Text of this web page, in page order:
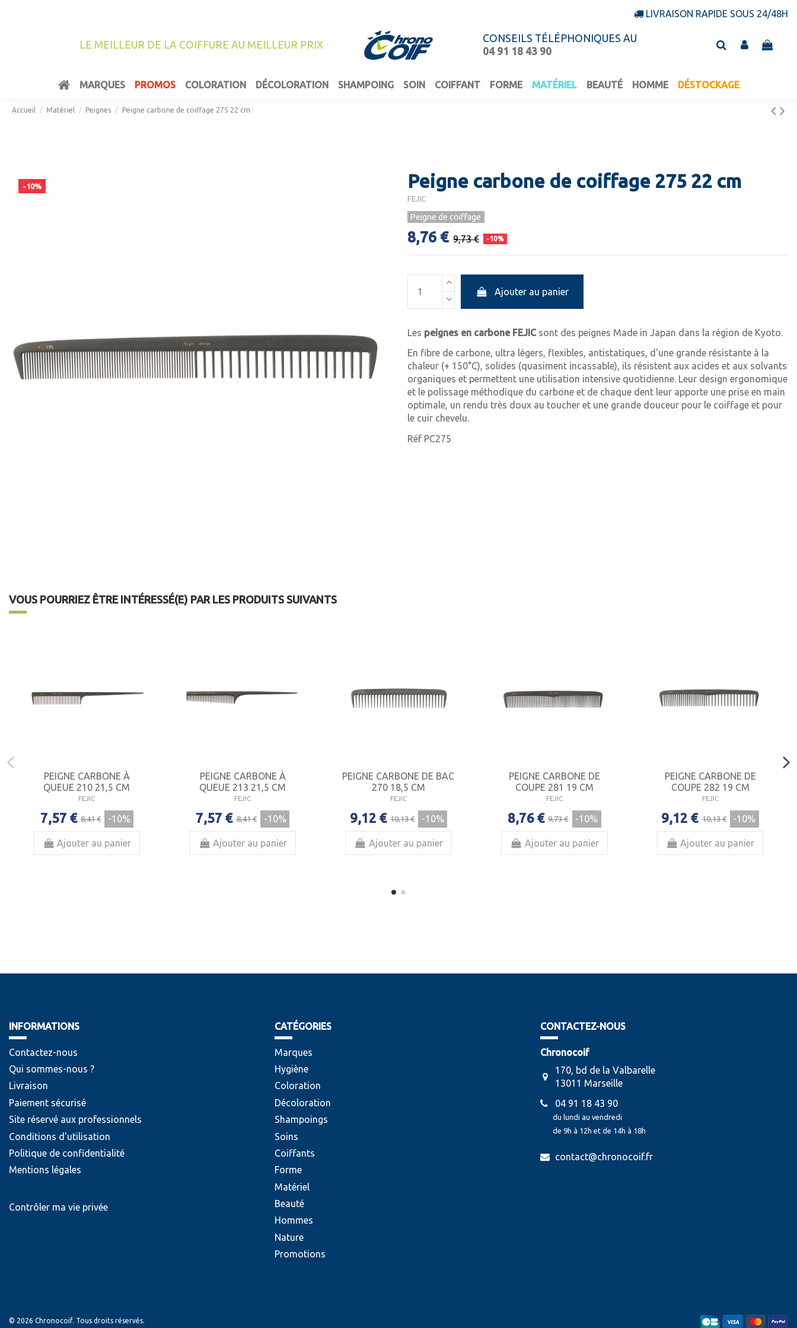
LIVRAISON RAPIDE SOUS 24/48H
LE MEILLEUR DE LA COIFFURE AU MEILLEUR PRIX
CONSEILS TÉLÉPHONIQUES AU
04 91 18 43 90
MARQUES PROMOS COLORATION DÉCOLORATION SHAMPOING SOIN COIFFANT FORME MATÉRIEL BEAUTÉ HOMME DÉSTOCKAGE
Accueil Matériel Peignes Peigne carbone de coiffage 275 22 cm
-10% Peigne carbone de coiffage 275 22 cm
FEJIC
Peigne de coiffage
8,76 € 9,73 € -10%
Ajouter au panier
Les peignes en carbone FEJICsont des peignes Made in Japan dans la région de Kyoto.
En fibre de carbone, ultra légers, flexibles, antistatiques, d'une grande résistante à la
chaleur (+ 150°C), solides (quasiment incassable), ils résistent aux acides et aux solvants
organiques et permettent une utilisation intensive quotidienne. Leur design ergonomique
et le polissage méthodique du carbone et de chaque dent leur apporte une prise en main
optimale, un rendu très doux au toucher et une grande douceur pour le coiffage et pour
le cuir chevelu.
Réf PC275
VOUS POURRIEZ ÊTRE INTÉRESSÉ(E) PAR LES PRODUITS SUIVANTS
PEIGNE CARBONE À
QUEUE 210 21,5 CM
FEJIC
7,57 € 8,41 € -10%
Ajouter au panier
PEIGNE CARBONE À
QUEUE 213 21,5 CM
FEJIC
7,57 € 8,41 € -10%
Ajouter au panier
PEIGNE CARBONE DE BAC
270 18,5 CM
FEJIC
9,12 € 10,13 € -10%
Ajouter au panier
PEIGNE CARBONE DE
COUPE 281 19 CM
FEJIC
8,76 € 9,73 € -10%
Ajouter au panier
PEIGNE CARBONE DE
COUPE 282 19 CM
FEJIC
9,12 € 10,13 € -10%
Ajouter au panier
INFORMATIONS
Contactez-nous
Qui sommes-nous ?
Livraison
Paiement sécurisé
Site réservé aux professionnels
Conditions d'utilisation
Politique de confidentialité
Mentions légales
Contrôler ma vie privée
CATÉGORIES
Marques
Hygiène
Coloration
Décoloration
Shampoings
Soins
Coiffants
Forme
Matériel
Beauté
Hommes
Nature
Promotions
CONTACTEZ-NOUS
Chronocoif
170, bd de la Valbarelle
13011 Marseille
04 91 18 43 90
du lundi au vendredi
de 9h à 12h et de 14h à 18h
contact@chronocoif.fr
© 2026 Chronocoif. Tous droits réservés.